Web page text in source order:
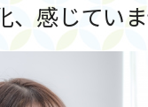
、感じてい